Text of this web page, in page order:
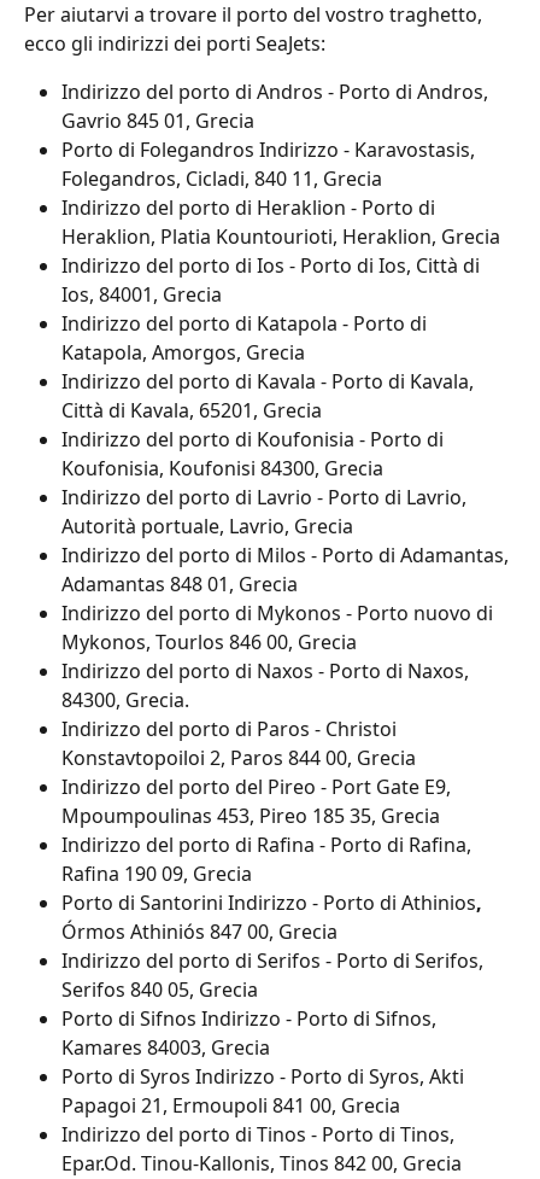
Per aiutarvi a trovare il porto del vostro traghetto,
ecco gli indirizzi dei porti SeaJets:
Indirizzo del porto di Andros - Porto di Andros,
Gavrio 845 01, Grecia
Porto di Folegandros Indirizzo - Karavostasis,
Folegandros, Cicladi, 840 11, Grecia
Indirizzo del porto di Heraklion - Porto di
Heraklion, Platia Kountourioti, Heraklion, Grecia
Indirizzo del porto di Ios - Porto di Ios, Città di
Ios, 84001, Grecia
Indirizzo del porto di Katapola - Porto di
Katapola, Amorgos, Grecia
Indirizzo del porto di Kavala - Porto di Kavala,
Città di Kavala, 65201, Grecia
Indirizzo del porto di Koufonisia - Porto di
Koufonisia, Koufonisi 84300, Grecia
Indirizzo del porto di Lavrio - Porto di Lavrio,
Autorità portuale, Lavrio, Grecia
Indirizzo del porto di Milos - Porto di Adamantas,
Adamantas 848 01, Grecia
Indirizzo del porto di Mykonos - Porto nuovo di
Mykonos, Tourlos 846 00, Grecia
Indirizzo del porto di Naxos - Porto di Naxos,
84300, Grecia.
Indirizzo del porto di Paros - Christoi
Konstavtopoiloi 2, Paros 844 00, Grecia
Indirizzo del porto del Pireo - Port Gate E9,
Mpoumpoulinas 453, Pireo 185 35, Grecia
Indirizzo del porto di Rafina - Porto di Rafina,
Rafina 190 09, Grecia
Porto di Santorini Indirizzo - Porto di Athinios,
Órmos Athiniós 847 00, Grecia
Indirizzo del porto di Serifos - Porto di Serifos,
Serifos 840 05, Grecia
Porto di Sifnos Indirizzo - Porto di Sifnos,
Kamares 84003, Grecia
Porto di Syros Indirizzo - Porto di Syros, Akti
Papagoi 21, Ermoupoli 841 00, Grecia
Indirizzo del porto di Tinos - Porto di Tinos,
Epar.Od. Tinou-Kallonis, Tinos 842 00, Grecia